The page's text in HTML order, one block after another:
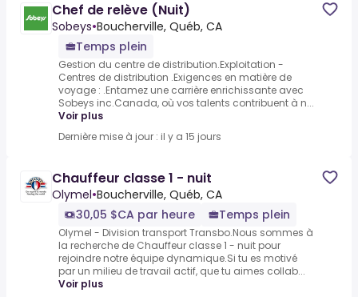
Chef de relève (Nuit)
Sobeys•Boucherville, Québ, CA
Temps plein
Gestion du centre de distribution.Exploitation -
Centres de distribution .Exigences en matière de
voyage : .Entamez une carrière enrichissante avec
Sobeys inc.Canada, où vos talents contribuent à n...
Voir plus
Dernière mise à jour : il y a 15 jours
Chauffeur classe 1 - nuit
Olymel•Boucherville, Québ, CA
30,05 $CA par heure
Temps plein
Olymel - Division transport Transbo.Nous sommes à
la recherche de Chauffeur classe 1 - nuit pour
rejoindre notre équipe dynamique.Si tu es motivé
par un milieu de travail actif, que tu aimes collab...
Voir plus